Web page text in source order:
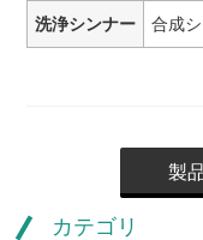
カテゴリ
洗浄シンナー 合成
製